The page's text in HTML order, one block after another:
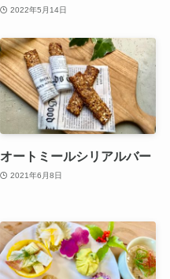
2022年5月14日
オートミールシリアルバー
2021年6月8日